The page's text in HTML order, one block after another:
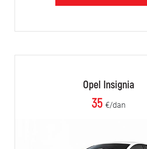
Opel Insignia
35 €/dan